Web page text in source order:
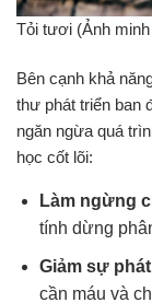
Tỏi tươi (Ảnh minh
Bên cạnh khả
thư phát triển ban
ngăn ngừa quá
học cốt lõi:
Làm ngừng
tính dừng
Giảm sự
cần máu và